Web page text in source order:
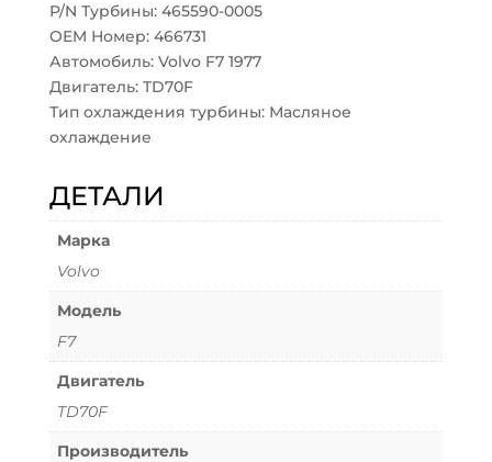
P/N Турбины: 465590-0005
OEM Номер: 466731
Автомобиль: Volvo F7 1977
Двигатель: TD70F
Тип охлаждения турбины: Масляное
охлаждение
ДЕТАЛИ
Марка
Volvo
Модель
F7
Двигатель
TD70F
Производитель